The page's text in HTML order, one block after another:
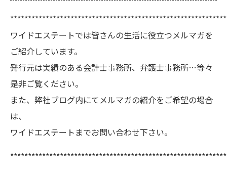
ワイドエステートでは皆さんの生活に役立つメルマガを
ご紹介しています。
発行元は実績のある会計士事務所、弁護士事務所…等々
是非ご覧ください。
また、弊社ブログ内にてメルマガの紹介をご希望の場合
は、
ワイドエステートまでお問い合わせ下さい。